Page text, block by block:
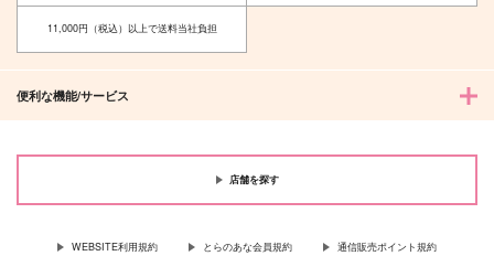
佐々木と宮野 11 理想的恋愛の条件 4 特装版
最終電車 second time 推しカプの攻に攻められる俺の話
11,000円（税込）以上で送料当社負担
便利な機能/サービス
店舗を探す
WEBSITE利用規約 とらのあな会員規約 通信販売ポイント規約